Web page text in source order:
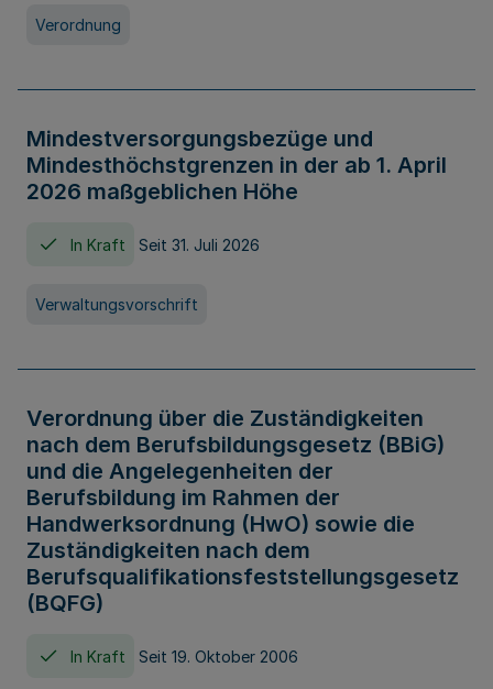
Verordnung
Mindestversorgungsbezüge und
Mindesthöchstgrenzen in der ab 1. April
2026 maßgeblichen Höhe
In Kraft Seit 31. Juli 2026
Verwaltungsvorschrift
Verordnung über die Zuständigkeiten
nach dem Berufsbildungsgesetz (BBiG)
und die Angelegenheiten der
Berufsbildung im Rahmen der
Handwerksordnung (HwO) sowie die
Zuständigkeiten nach dem
Berufsqualifikationsfeststellungsgesetz
(BQFG)
In Kraft Seit 19. Oktober 2006